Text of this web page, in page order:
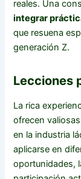
reales. Una
integrar
que resuena
generación Z.
Lecciones
La rica
ofrecen
en la industria
aplicarse en
oportunidades,